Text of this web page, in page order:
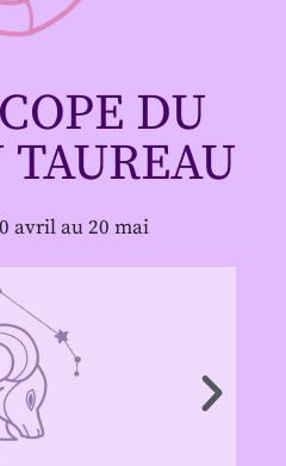
DU
avril au 20 mai